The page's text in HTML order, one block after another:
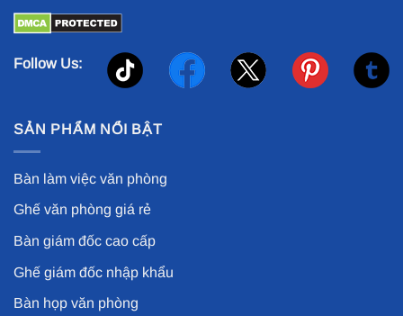
Follow Us:
SẢN PHẨM NỔI BẬT
Bàn làm việc văn phòng
Ghế văn phòng giá rẻ
Bàn giám đốc cao cấp
Ghế giám đốc nhập khẩu
Bàn họp văn phòng